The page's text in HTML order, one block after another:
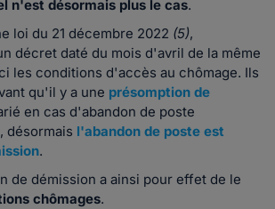
n'est désormais plus le cas.
loi du 21 décembre 2022 (5),
décret daté du mois d'avril de la même
les conditions d'accès au chômage. Ils
qu'il y a une présomption de
en cas d'abandon de poste
désormais l'abandon de poste est
.
de démission a ainsi pour effet de le
chômages.